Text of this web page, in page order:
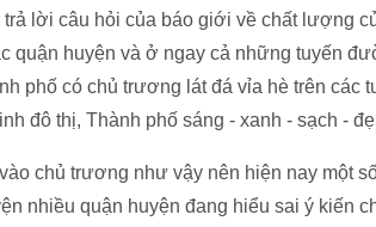
trả lời câu hỏi của báo giới về chất lượng
quận huyện và ở ngay cả những tuyến
phố có chủ trương lát đá vỉa hè trên
đô thị, Thành phố sáng - xanh - sạch -
chủ trương như vậy nên hiện nay một
nhiều quận huyện đang hiểu sai ý kiến